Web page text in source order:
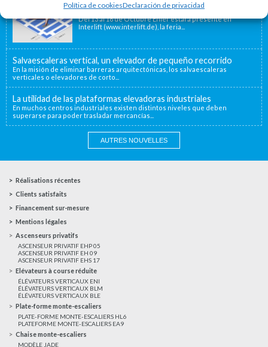
Política de cookiesDeclaración de privacidad
en el mundo
Del 13 al 16 de Octubre Enier estará presente en
Interlift (www.interlift.de), la feria...
Salvaescaleras vertical, un elevador de pequeño recorrido
En la misión de eliminar barreras arquitectónicas, los salvaescaleras
verticales o elevadores de corto...
La utilidad de las plataformas elevadoras industriales
En muchos centros industriales existen distintos niveles que deben
superarse para poder trasladar mercancías...
AUTRES NOUVELLES
Réalisations récentes
Clients satisfaits
Financement sur-mesure
Mentions légales
Ascenseurs privatifs
ASCENSEUR PRIVATIF EHP 05
ASCENSEUR PRIVATIF EH 09
ASCENSEUR PRIVATIF EHS 17
Elévateurs à course réduite
ÉLÉVATEURS VERTICAUX ENI
ÉLÉVATEURS VERTICAUX BLM
ÉLÉVATEURS VERTICAUX BLE
Plate-forme monte-escaliers
PLATE-FORME MONTE-ESCALIERS HL6
PLATEFORME MONTE-ESCALIERS EA9
Chaise monte-escaliers
MODÈLE JADE